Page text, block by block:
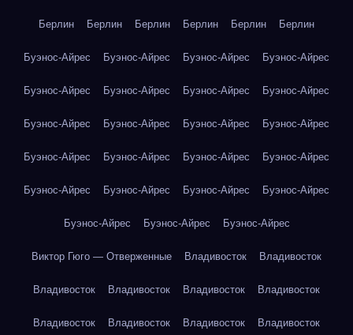
Берлин Берлин Берлин Берлин Берлин Берлин
Буэнос-Айрес Буэнос-Айрес Буэнос-Айрес Буэнос-Айрес
Буэнос-Айрес Буэнос-Айрес Буэнос-Айрес Буэнос-Айрес
Буэнос-Айрес Буэнос-Айрес Буэнос-Айрес Буэнос-Айрес
Буэнос-Айрес Буэнос-Айрес Буэнос-Айрес Буэнос-Айрес
Буэнос-Айрес Буэнос-Айрес Буэнос-Айрес Буэнос-Айрес
Буэнос-Айрес Буэнос-Айрес Буэнос-Айрес
Виктор Гюго — Отверженные Владивосток Владивосток
Владивосток Владивосток Владивосток Владивосток
Владивосток Владивосток Владивосток Владивосток